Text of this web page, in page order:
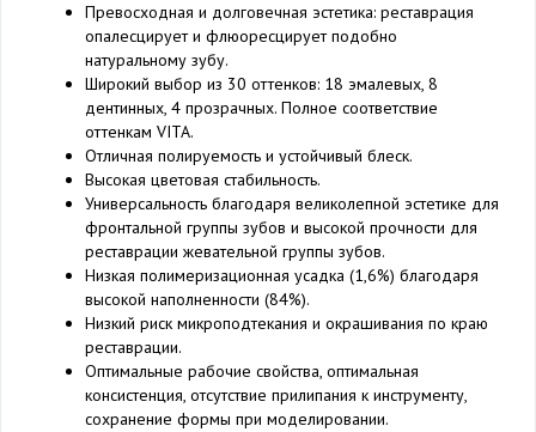
Превосходная и долговечная эстетика: реставрация
опалесцирует и флюоресцирует подобно
натуральному зубу.
Широкий выбор из 30 оттенков: 18 эмалевых, 8
дентинных, 4 прозрачных. Полное соответствие
оттенкам VITA.
Отличная полируемость и устойчивый блеск.
Высокая цветовая стабильность.
Универсальность благодаря великолепной эстетике для
фронтальной группы зубов и высокой прочности для
реставрации жевательной группы зубов.
Низкая полимеризационная усадка (1,6%) благодаря
высокой наполненности (84%).
Низкий риск микроподтекания и окрашивания по краю
реставрации.
Оптимальные рабочие свойства, оптимальная
консистенция, отсутствие прилипания к инструменту,
сохранение формы при моделировании.